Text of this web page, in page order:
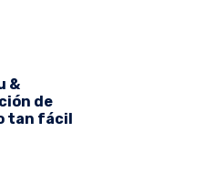
&
de
tan fácil